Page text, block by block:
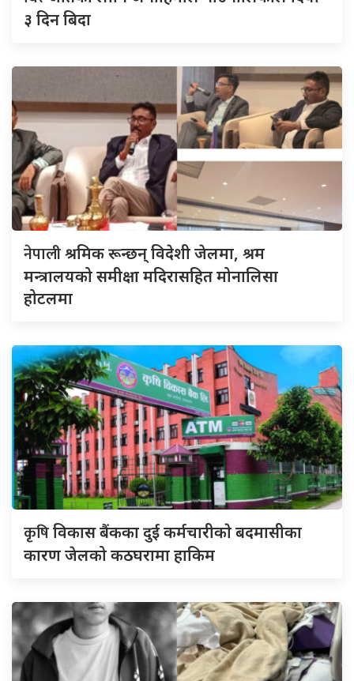
३ दिन बिदा
नेपालीश्रमिक रून्छन् विदेशी जेलमा, श्रम
मन्त्रालयको समीक्षा मदिरासहित मोनालिसा
होटलमा
कृषिविकास बैंकका दुई कर्मचारीकाे बदमासीका
कारण जेलको कठघरामा हाकिम